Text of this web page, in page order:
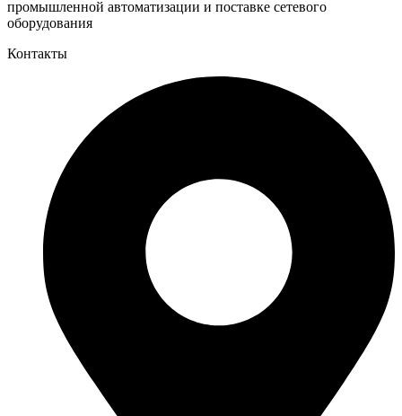
промышленной автоматизации и поставке сетевого
оборудования
Контакты